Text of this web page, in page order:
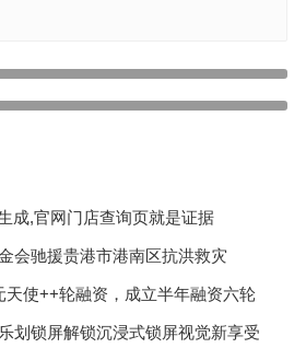
成,官网门店查询页就是证据
会驰援贵港市港南区抗洪救灾
天使++轮融资，成立半年融资六轮
划锁屏解锁沉浸式锁屏视觉新享受